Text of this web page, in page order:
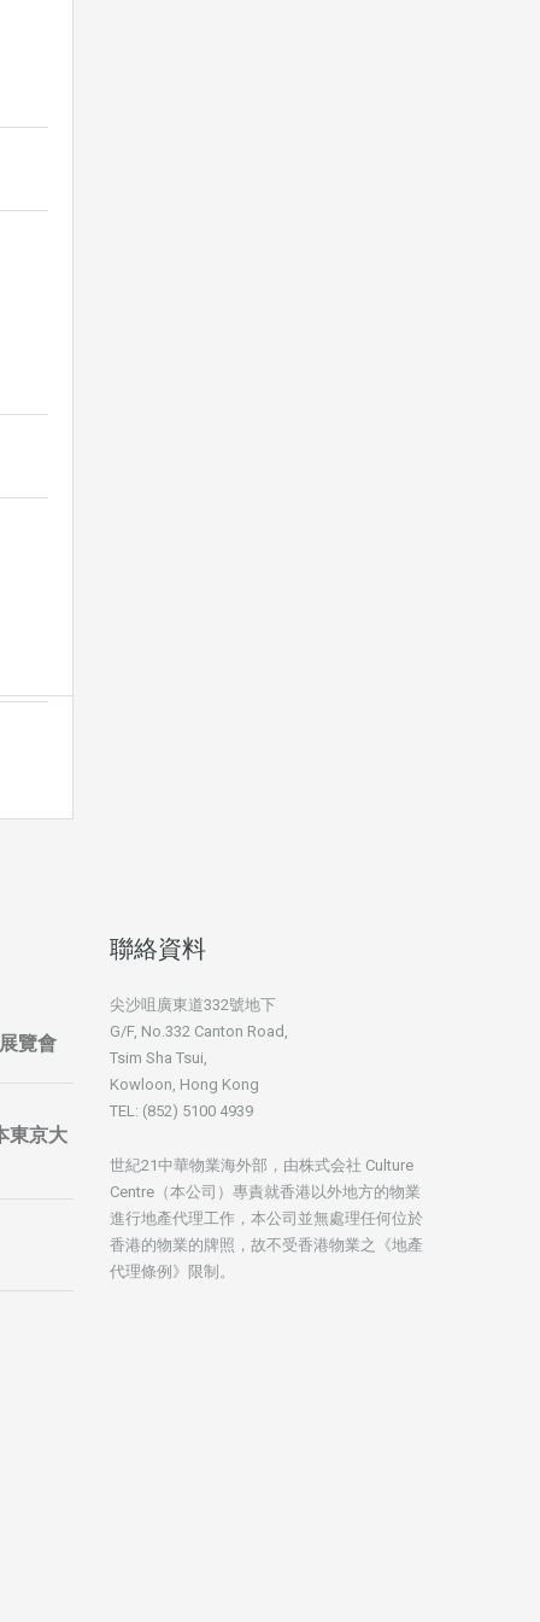
覽會
東京大
聯絡資料
尖沙咀廣東道332號地下
G/F, No.332 Canton Road,
Tsim Sha Tsui,
Kowloon, Hong Kong
TEL: (852) 5100 4939
世紀21中華物業海外部，由株式会社 Culture
Centre（本公司）專責就香港以外地方的物業
進行地產代理工作，本公司並無處理任何位於
香港的物業的牌照，故不受香港物業之《地產
代理條例》限制。